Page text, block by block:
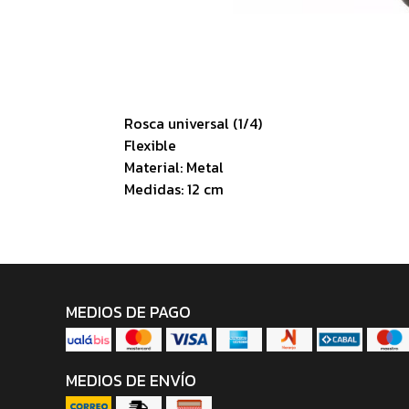
Rosca universal (1/4)
Flexible
Material: Metal
Medidas: 12 cm
MEDIOS DE PAGO
MEDIOS DE ENVÍO